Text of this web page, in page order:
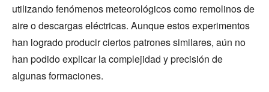
utilizando fenómenos meteorológicos como remolinos de
aire o descargas eléctricas. Aunque estos experimentos
han logrado producir ciertos patrones similares, aún no
han podido explicar la complejidad y precisión de
algunas formaciones.